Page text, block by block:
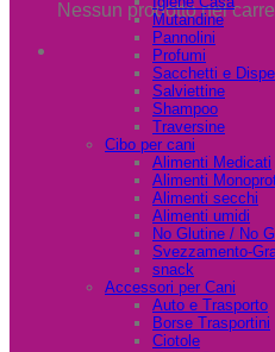
Nessun prodotto nel
Mutandine
Pannolini
Profumi
Sacchetti e
Salviettine
Shampoo
Traversine
Cibo per cani
Alimenti Medicati
Alimenti
Alimenti secchi
Alimenti umidi
No Glutine / No
Svezzamento-
snack
Accessori per Cani
Auto e Trasporto
Borse Trasportini
Ciotole